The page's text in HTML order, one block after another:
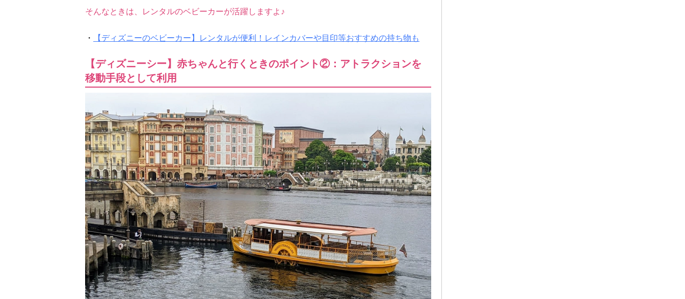
そんなときは、レンタルのベビーカーが活躍しますよ♪
・ 【ディズニーのベビーカー】レンタルが便利！レインカバーや目印等おすすめの持ち物も
【ディズニーシー】赤ちゃんと行くときのポイント②：アトラクションを
移動手段として利用